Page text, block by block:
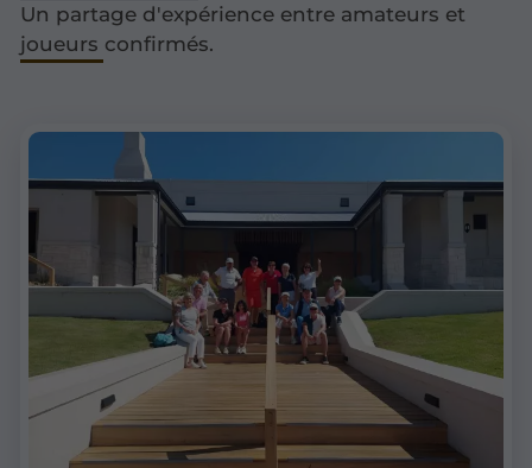
Un partage d'expérience entre amateurs et
joueurs confirmés.